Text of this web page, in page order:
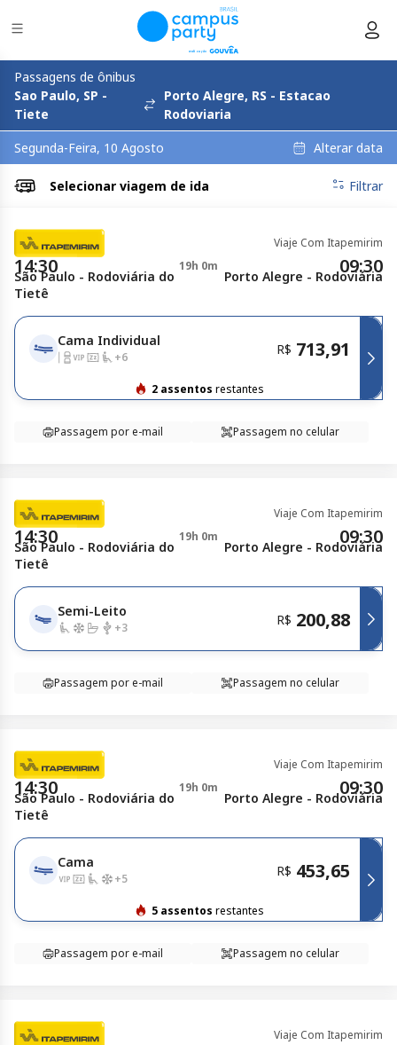
Passagens de ônibus
Sao Paulo, SP -
Tiete
Porto Alegre, RS - Estacao
Rodoviaria
Segunda-Feira, 10 Agosto
Alterar data
Selecionar viagem de ida Filtrar
Viaje Com Itapemirim
14:30 19h 0m 09:30
São Paulo - Rodoviária do
Tietê
Porto Alegre - Rodoviária
Cama Individual
+6 R$ 713,91
2 assentos restantes
Passagem por e-mail Passagem no celular
Viaje Com Itapemirim
14:30 19h 0m 09:30
São Paulo - Rodoviária do
Tietê
Porto Alegre - Rodoviária
Semi-Leito
+3 R$ 200,88
Passagem por e-mail Passagem no celular
Viaje Com Itapemirim
14:30 19h 0m 09:30
São Paulo - Rodoviária do
Tietê
Porto Alegre - Rodoviária
Cama
+5 R$ 453,65
5 assentos restantes
Passagem por e-mail Passagem no celular
Viaje Com Itapemirim